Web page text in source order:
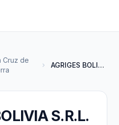
Cruz de
AGRIGES BOLIVIA S.R.L.
S.R.L.